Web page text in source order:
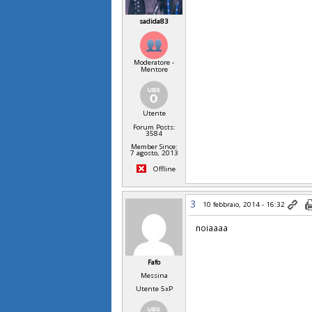
sadida83
Moderatore -
Mentore
Utente
Forum Posts:
3584
Member Since:
7 agosto, 2013
Offline
Fafo
Messina
Utente 5xP
3 10 febbraio, 2014 - 16:32
noiaaaa